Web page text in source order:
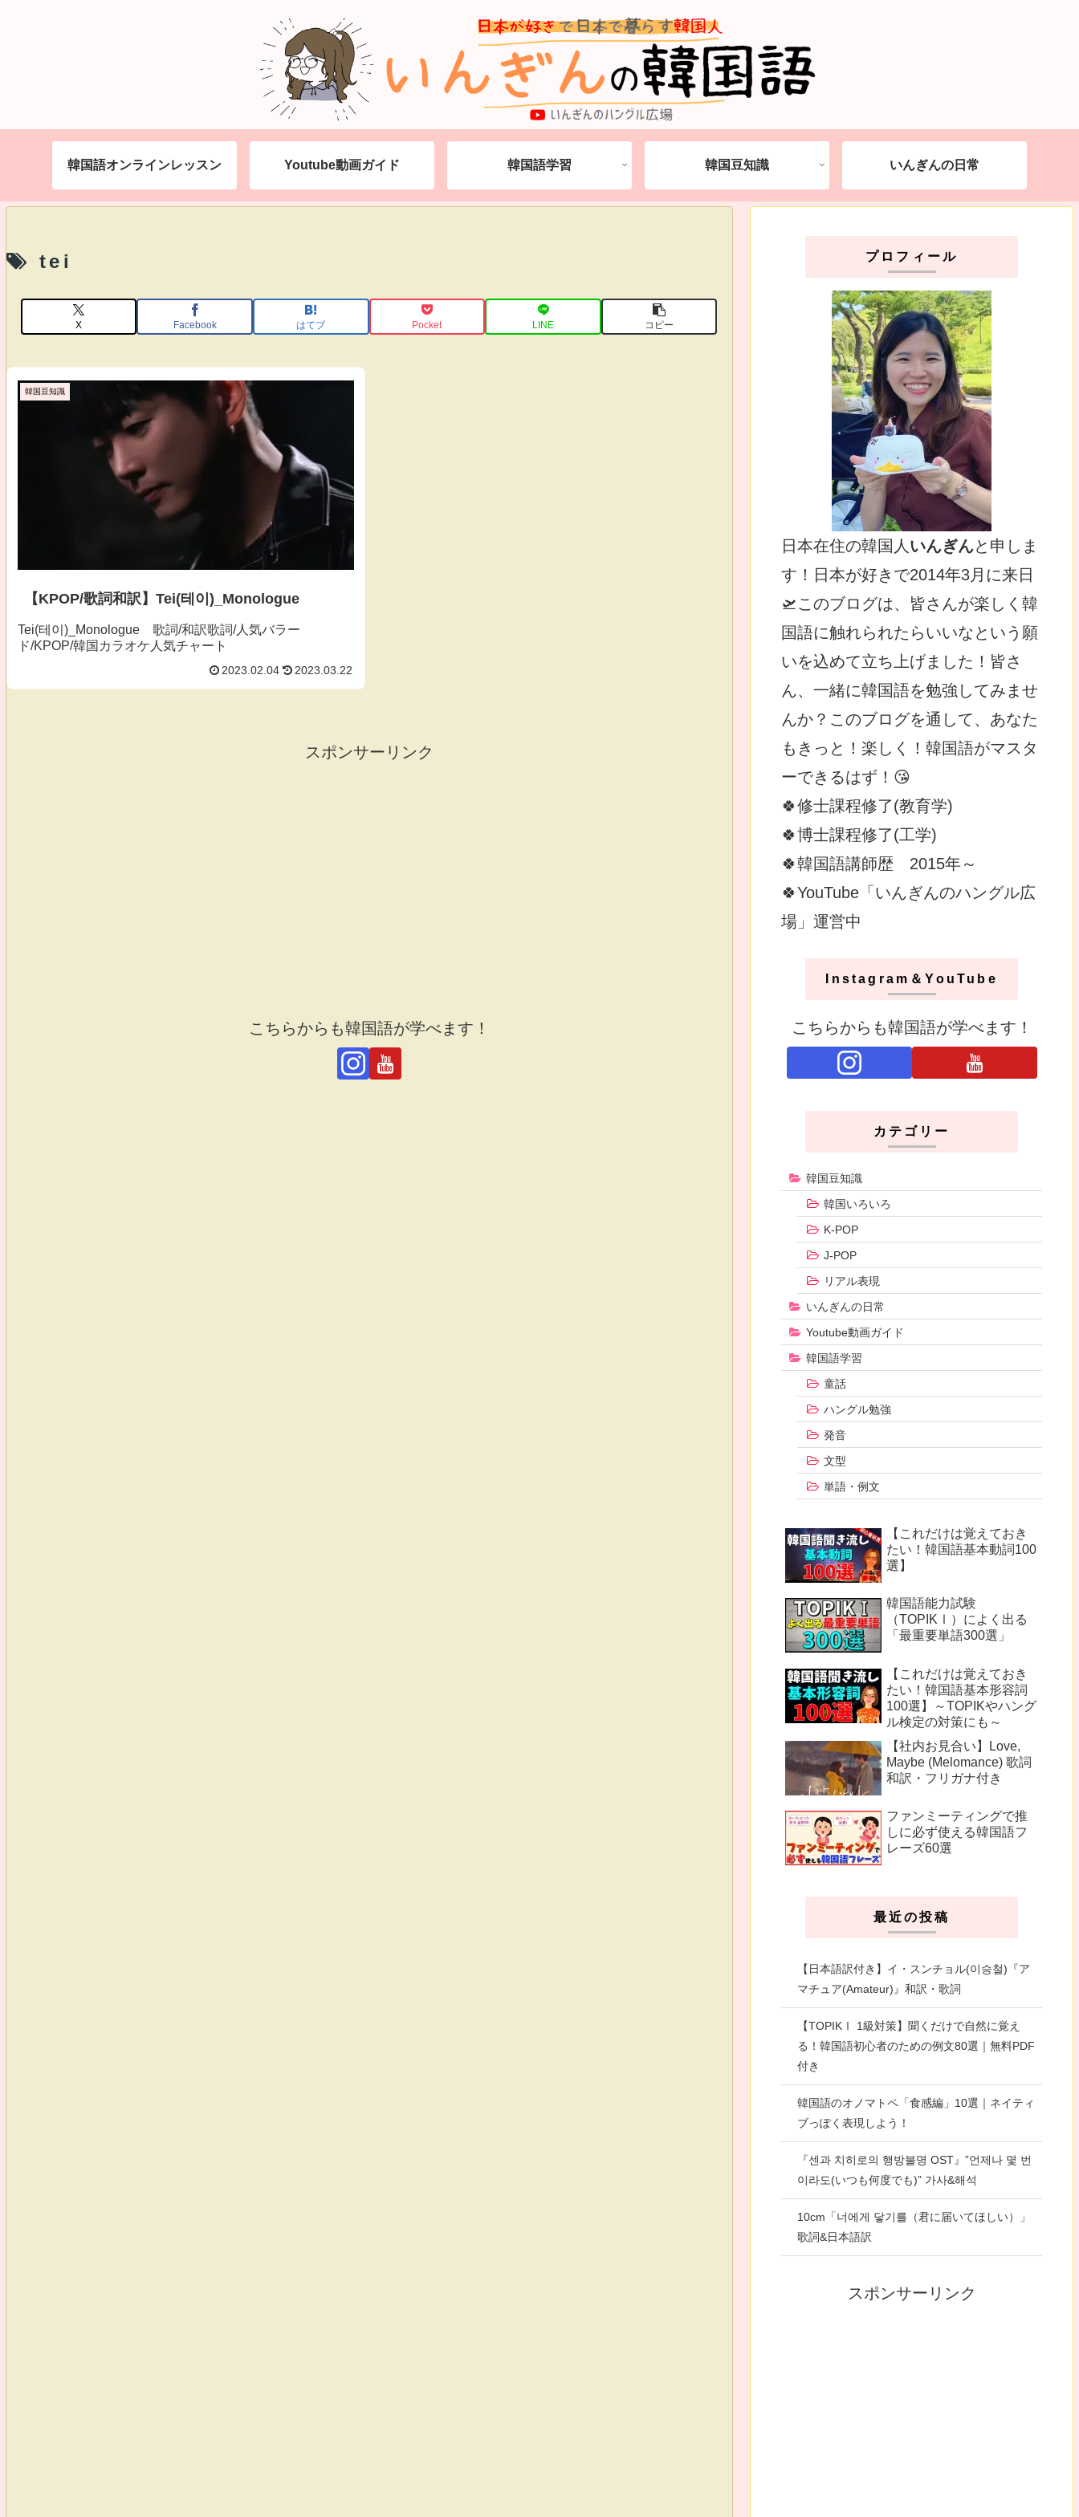
韓国語オンラインレッスン Youtube動画ガイド 韓国語学習 韓国豆知識 いんぎんの日常
tei
X Facebook はてブ Pocket LINE コピー
韓国豆知識
【KPOP/歌詞和訳】Tei(테이)_Monologue
Tei(테이)_Monologue 歌詞/和訳歌詞/人気バラー
ド/KPOP/韓国カラオケ人気チャート
2023.02.04 2023.03.22
スポンサーリンク
こちらからも韓国語が学べます！
プロフィール
日本在住の韓国人 いんぎんと申しま
す！日本が好きで2014年3月に来日
🛫このブログは、皆さんが楽しく韓
国語に触れられたらいいなという願
いを込めて立ち上げました！皆さ
ん、一緒に韓国語を勉強してみませ
んか？このブログを通して、あなた
もきっと！楽しく！韓国語がマスタ
ーできるはず！😘
🍀修士課程修了(教育学)
🍀博士課程修了(工学)
🍀韓国語講師歴 2015年～
🍀YouTube「いんぎんのハングル広
場」運営中
Instagram＆YouTube
こちらからも韓国語が学べます！
カテゴリー
韓国豆知識
韓国いろいろ
K-POP
J-POP
リアル表現
いんぎんの日常
Youtube動画ガイド
韓国語学習
童話
ハングル勉強
発音
文型
単語・例文
【これだけは覚えておき
たい！韓国語基本動詞100
選】
韓国語能力試験
（TOPIKⅠ）によく出る
「最重要単語300選」
【これだけは覚えておき
たい！韓国語基本形容詞
100選】～TOPIKやハング
ル検定の対策にも～
【社内お見合い】Love,
Maybe (Melomance) 歌詞
和訳・フリガナ付き
ファンミーティングで推
しに必ず使える韓国語フ
レーズ60選
最近の投稿
【日本語訳付き】イ・スンチョル(이승철)『ア
マチュア(Amateur)』和訳・歌詞
【TOPIKⅠ 1級対策】聞くだけで自然に覚え
る！韓国語初心者のための例文80選｜無料PDF
付き
韓国語のオノマトペ「食感編」10選｜ネイティ
ブっぽく表現しよう！
『센과 치히로의 행방불명 OST』”언제나 몇 번
이라도(いつも何度でも)” 가사&해석
10cm「너에게 닿기를（君に届いてほしい）」
歌詞&日本語訳
スポンサーリンク